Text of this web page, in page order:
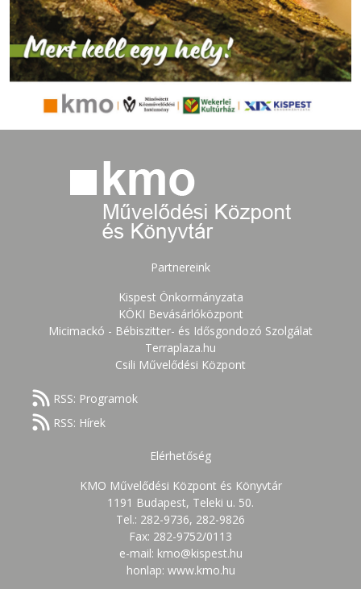
Partnereink
Kispest Önkormányzata
KÖKI Bevásárlóközpont
Micimackó - Bébiszitter- és Idősgondozó Szolgálat
Terraplaza.hu
Csili Művelődési Központ
RSS: Programok
RSS: Hírek
Elérhetőség
KMO Művelődési Központ és Könyvtár
1191 Budapest, Teleki u. 50.
Tel.: 282-9736, 282-9826
Fax: 282-9752/0113
e-mail: kmo@kispest.hu
honlap: www.kmo.hu